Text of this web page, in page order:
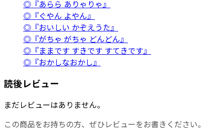
◎『あらら ありゃりゃ』
◎『ぐやん よやん』
◎『おいしい かぞえうた』
◎『がちゃ がちゃ どんどん』
◎『ままです すきです すてきです』
◎『おかしなおかし』
読後レビュー
まだレビューはありません。
この商品をお持ちの方、ぜひレビューをお書きください。